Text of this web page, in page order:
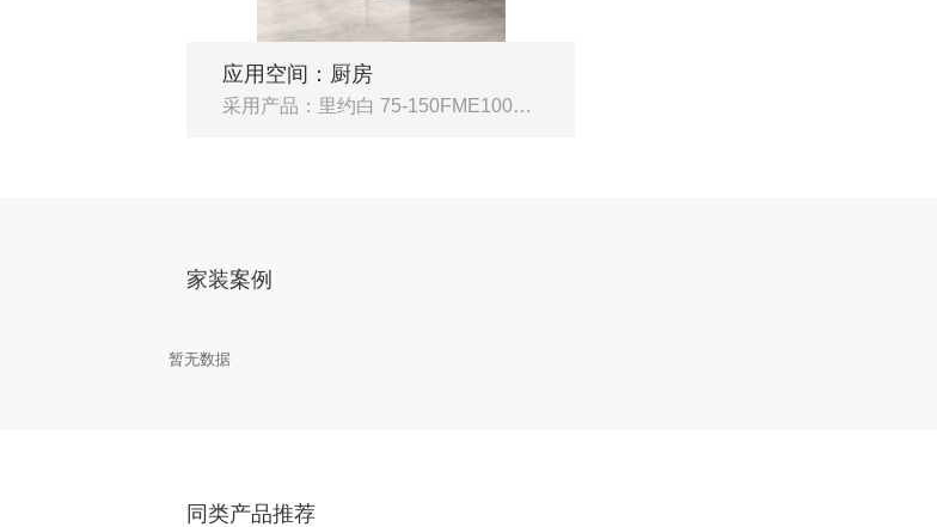
应用空间：厨房
采用产品：里约白 75-150FME10013LM
家装案例
暂无数据
同类产品推荐